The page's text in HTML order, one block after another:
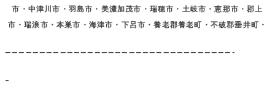
市・中津川市・羽島市・美濃加茂市・瑞穂市・土岐市・恵那市・郡上
市・瑞浪市・本巣市・海津市・下呂市・養老郡養老町・不破郡垂井町・
—————————————————————————————————-
–